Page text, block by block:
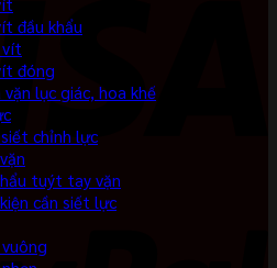
đầu khẩu
vít
đóng
vặn lục giác, hoa khế
chỉnh lực
tuýt tay vặn
cần siết lực